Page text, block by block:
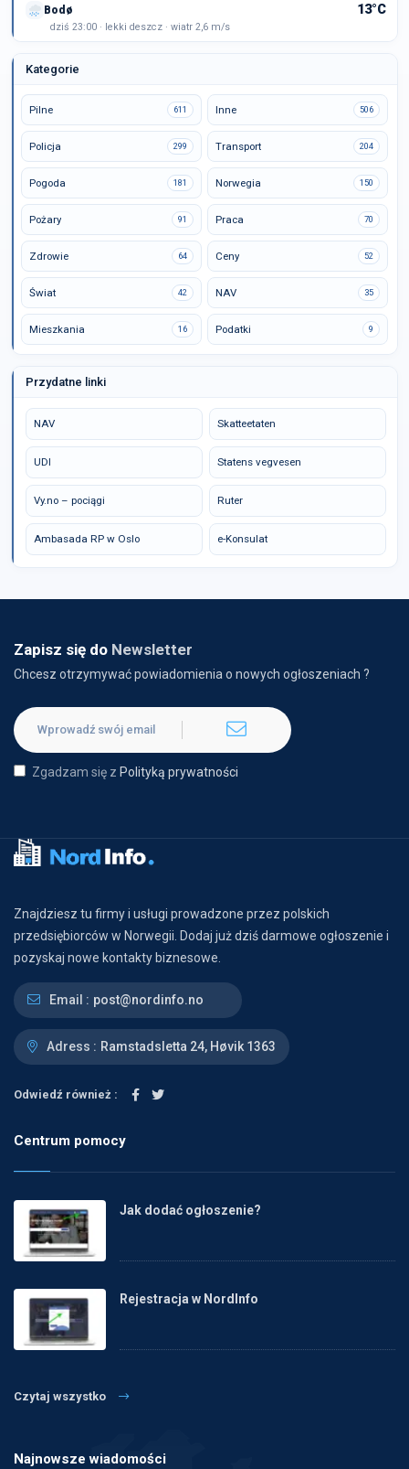
Bodø 13°C
dziś 23:00 · lekki deszcz · wiatr 2,6 m/s
Kategorie
Pilne 611 Inne 506
Policja 299 Transport 204
Pogoda 181 Norwegia 150
Pożary 91 Praca 70
Zdrowie 64 Ceny 52
Świat 42 NAV 35
Mieszkania 16 Podatki 9
Przydatne linki
NAV Skatteetaten
UDI Statens vegvesen
Vy.no – pociągi Ruter
Ambasada RP w Oslo e-Konsulat
Zapisz się do Newsletter
Chcesz otrzymywać powiadomienia o nowych ogłoszeniach ?
Zgadzam się z Polityką prywatności
Znajdziesz tu firmy i usługi prowadzone przez polskich
przedsiębiorców w Norwegii. Dodaj już dziś darmowe ogłoszenie i
pozyskaj nowe kontakty biznesowe.
Email : post@nordinfo.no
Adress : Ramstadsletta 24, Høvik 1363
Odwiedź również :
Centrum pomocy
Jak dodać ogłoszenie?
Rejestracja w NordInfo
Czytaj wszystko
Najnowsze wiadomości